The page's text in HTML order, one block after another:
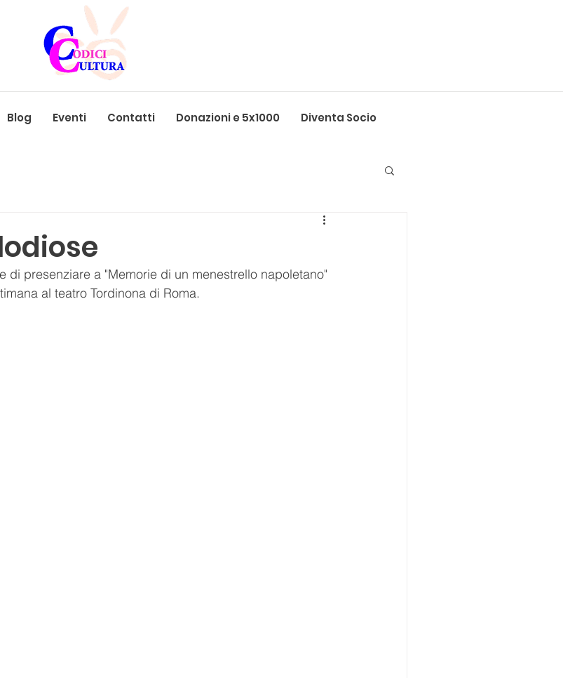
Blog Eventi Contatti Donazioni e 5x1000 Diventa Socio
di presenziare a "Memorie di un menestrello napoletano"
al teatro Tordinona di Roma.